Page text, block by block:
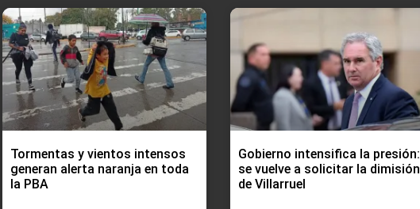
Tormentas y vientos intensos
generan alerta naranja en toda
la PBA
Gobierno intensifica la presión:
se vuelve a solicitar la dimisión
de Villarruel